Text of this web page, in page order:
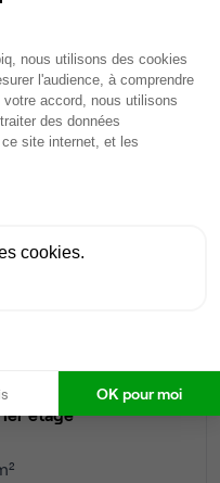
étage
étage
du
nous utilisons des cookies
l'audience, à comprendre
accord, nous utilisons
des données
site internet, et les
cookies.
OK pour moi